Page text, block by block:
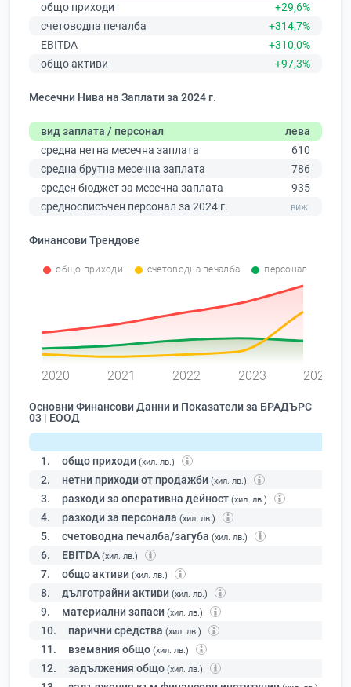
общо приходи
+29,6%
счетоводна печалба
+314,7%
EBITDA
+310,0%
общо активи
+97,3%
Месечни Нива на Заплати за 2024 г.
вид заплата / персонал
лева
средна нетна месечна заплата
610
средна брутна месечна заплата
786
среден бюджет за месечна заплата
935
средносписъчен персонал за 2024 г.
Финансови Трендове
общо приходи счетоводна печалба персонал
2020 2021 2022 2023 2024
Основни Финансови Данни и Показатели за БРАДЪРС
03 | ЕООД
1. общо приходи (хил. лв.)
2. нетни приходи от продажби (хил. лв.)
3. разходи за оперативна дейност (хил. лв.)
4. разходи за персонала (хил. лв.)
5. счетоводна печалба/загуба (хил. лв.)
6. EBITDA (хил. лв.)
7. общо активи (хил. лв.)
8. дълготрайни активи (хил. лв.)
9. материални запаси (хил. лв.)
10. парични средства (хил. лв.)
11. вземания общо (хил. лв.)
12. задължения общо (хил. лв.)